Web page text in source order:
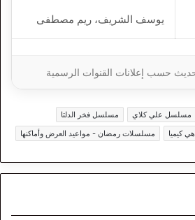
يوسف الشريف، ريم مصطفى
حسب إعلانات القنوات الرسمية
مسلسل علي كلاي
مسلسل فخر الدلتا
كيميا مسلسلات رمضان - مواعيد العرض وأماكنها